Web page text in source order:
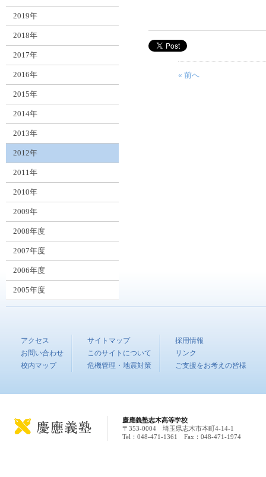
« 前へ
2019年
2018年
2017年
2016年
2015年
2014年
2013年
2012年
2011年
2010年
2009年
2008年度
2007年度
2006年度
2005年度
アクセス
お問い合わせ
校内マップ
サイトマップ
このサイトについて
危機管理・地震対策
採用情報
リンク
ご支援をお考えの皆様
慶應義塾志木高等学校
〒353-0004 埼玉県志木市本町4-14-1
Tel：048-471-1361 Fax：048-471-1974